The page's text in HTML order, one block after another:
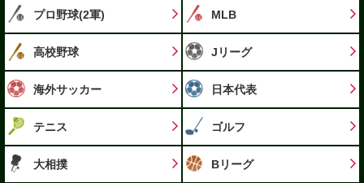
プロ野球(2軍) MLB
高校野球 Jリーグ
海外サッカー 日本代表
テニス ゴルフ
大相撲 Bリーグ